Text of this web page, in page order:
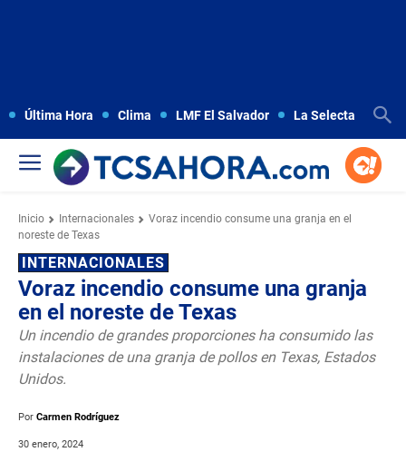
Última Hora Clima LMF El Salvador La Selecta
Inicio Internacionales
Voraz incendio consume una granja en el
noreste de Texas
INTERNACIONALES
Voraz incendio consume una granja
en el noreste de Texas
Un incendio de grandes proporciones ha consumido las
instalaciones de una granja de pollos en Texas, Estados
Unidos.
Por Carmen Rodríguez
30 enero, 2024